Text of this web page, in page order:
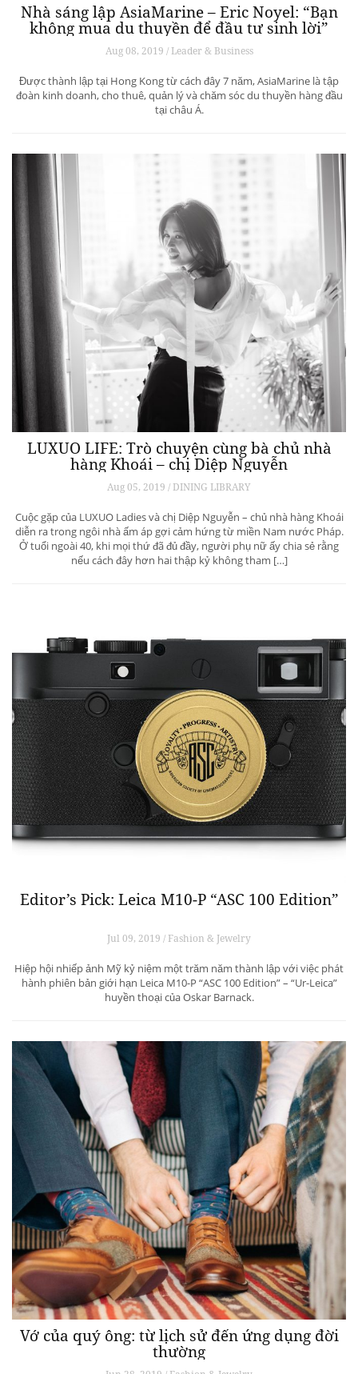
Nhà sáng lập AsiaMarine – Eric Noyel: “Bạn
không mua du thuyền để đầu tư sinh lời”
Aug 08, 2019 / Leader & Business
Được thành lập tại Hong Kong từ cách đây 7 năm, AsiaMarine là tập
đoàn kinh doanh, cho thuê, quản lý và chăm sóc du thuyền hàng đầu
tại châu Á.
LUXUO LIFE: Trò chuyện cùng bà chủ nhà
hàng Khoái – chị Diệp Nguyễn
Aug 05, 2019 / DINING LIBRARY
Cuộc gặp của LUXUO Ladies và chị Diệp Nguyễn – chủ nhà hàng Khoái
diễn ra trong ngôi nhà ấm áp gợi cảm hứng từ miền Nam nước Pháp.
Ở tuổi ngoài 40, khi mọi thứ đã đủ đầy, người phụ nữ ấy chia sẻ rằng
nếu cách đây hơn hai thập kỷ không tham […]
Editor’s Pick: Leica M10-P “ASC 100 Edition”
Jul 09, 2019 / Fashion & Jewelry
Hiệp hội nhiếp ảnh Mỹ kỷ niệm một trăm năm thành lập với việc phát
hành phiên bản giới hạn Leica M10-P “ASC 100 Edition” – “Ur-Leica”
huyền thoại của Oskar Barnack.
Vớ của quý ông: từ lịch sử đến ứng dụng đời
thường